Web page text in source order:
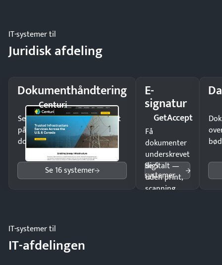
IT-systemer til
Juridisk afdeling
Dokumenthåndtering
Centuri
Send kontrakter til underskrift
på minutter og mist ingen
dokumenter.
Se 16 systemer
E-
signatur
GetAccept
Få
dokumenter
underskrevet
digitalt —
uden print,
scanning
Se 5
systemer
IT-systemer til
IT-afdelingen